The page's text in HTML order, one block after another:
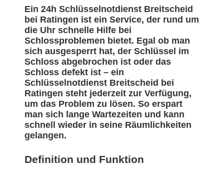
Ein 24h Schlüsselnotdienst Breitscheid
bei Ratingen ist ein Service, der rund um
die Uhr schnelle Hilfe bei
Schlossproblemen bietet. Egal ob man
sich ausgesperrt hat, der Schlüssel im
Schloss abgebrochen ist oder das
Schloss defekt ist – ein
Schlüsselnotdienst Breitscheid bei
Ratingen steht jederzeit zur Verfügung,
um das Problem zu lösen. So erspart
man sich lange Wartezeiten und kann
schnell wieder in seine Räumlichkeiten
gelangen.
Definition und Funktion